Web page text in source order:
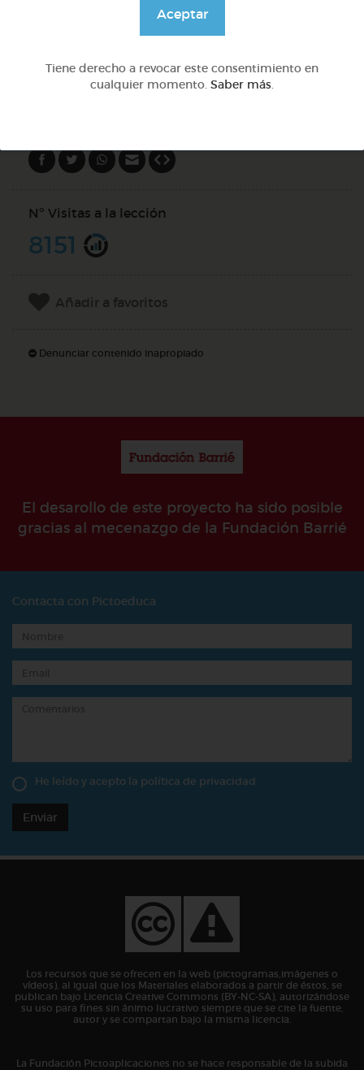
PREGUNTAS (
Nº Visitas a la lección
8151
Añadir a favoritos
Denunciar contenido inapropiado
El desarollo de este proyecto ha sido posible
gracias al mecenazgo de la Fundación Barrié
Contacta con Pictoeduca
He leído y acepto la política de privacidad
Enviar
Los recursos que se ofrecen en la web (pictogramas,imágenes o
vídeos), al igual que los Materiales elaborados a partir de éstos, se
publican bajo Licencia Creative Commons (BY-NC-SA), autorizándose
su uso para fines sin ánimo lucrativo siempre que se cite la fuente,
autor y se compartan bajo la misma licencia.
La Fundación Pictoaplicaciones no se hace responsable de la subida
Aceptar
Tiene derecho a revocar este consentimiento en
cualquier momento. Saber más.